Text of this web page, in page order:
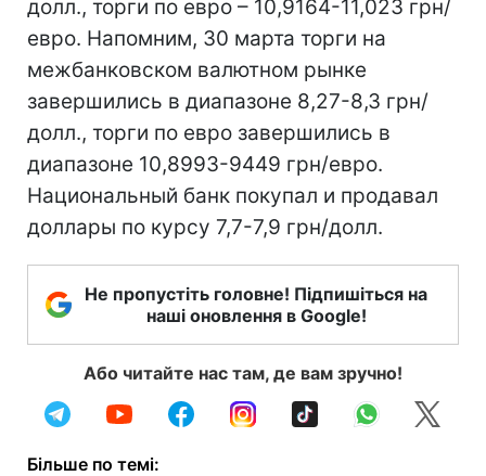
долл., торги по евро – 10,9164-11,023 грн/
евро. Напомним, 30 марта торги на
межбанковском валютном рынке
завершились в диапазоне 8,27-8,3 грн/
долл., торги по евро завершились в
диапазоне 10,8993-9449 грн/евро.
Национальный банк покупал и продавал
доллары по курсу 7,7-7,9 грн/долл.
Не пропустіть головне! Підпишіться на
наші оновлення в Google!
Або читайте нас там, де вам зручно!
Більше по темі: